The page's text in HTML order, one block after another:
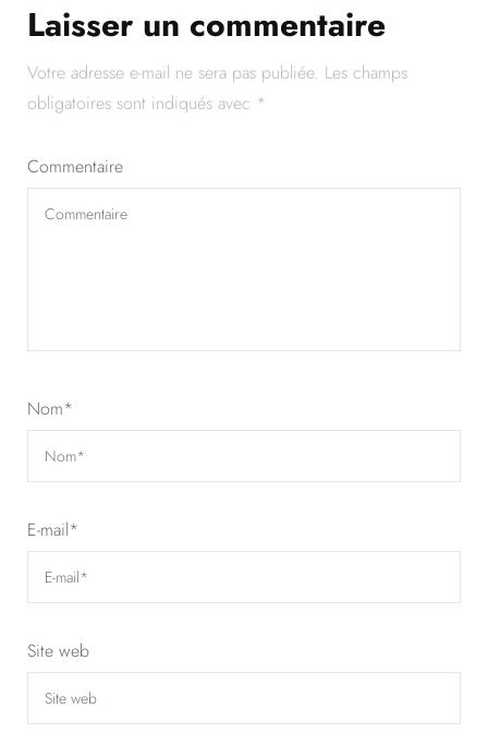
Laisser un commentaire
Votre adresse e-mail ne sera pas publiée. Les champs
obligatoires sont indiqués avec *
Commentaire
Nom*
E-mail*
Site web